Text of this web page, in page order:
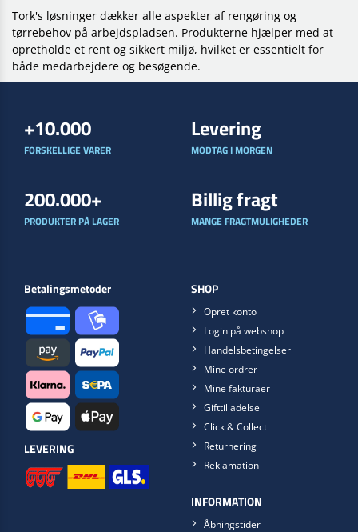
Tork's løsninger dækker alle aspekter af rengøring og
tørrebehov på arbejdspladsen. Produkterne hjælper med at
opretholde et rent og sikkert miljø, hvilket er essentielt for
både medarbejdere og besøgende.
+10.000
FORSKELLIGE VARER
Levering
MODTAG I MORGEN
200.000+
PRODUKTER PÅ LAGER
Billig fragt
MANGE FRAGTMULIGHEDER
Betalingsmetoder
LEVERING
SHOP
Opret konto
Login på webshop
Handelsbetingelser
Mine ordrer
Mine fakturaer
Gifttilladelse
Click & Collect
Returnering
Reklamation
INFORMATION
Åbningstider